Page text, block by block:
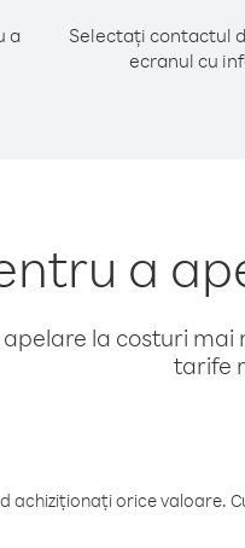
a
Selectați contactul
ecranul cu
a
la costuri
tarife
achiziționați orice valoare.